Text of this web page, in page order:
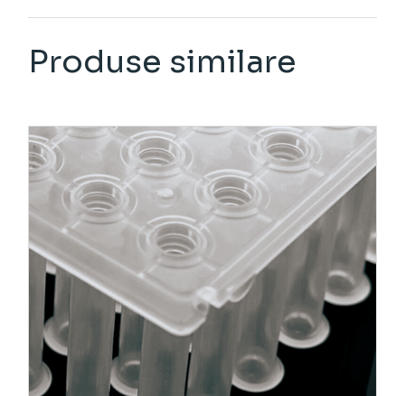
Produse similare